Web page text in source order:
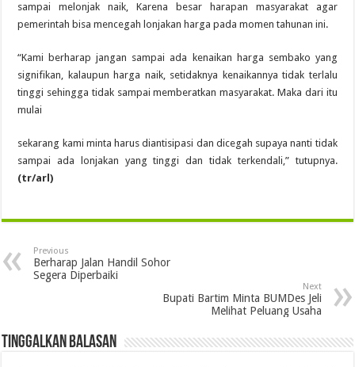
sampai melonjak naik, Karena besar harapan masyarakat agar
pemerintah bisa mencegah lonjakan harga pada momen tahunan ini.
“Kami berharap jangan sampai ada kenaikan harga sembako yang
signifikan, kalaupun harga naik, setidaknya kenaikannya tidak terlalu
tinggi sehingga tidak sampai memberatkan masyarakat. Maka dari itu
mulai
sekarang kami minta harus diantisipasi dan dicegah supaya nanti tidak
sampai ada lonjakan yang tinggi dan tidak terkendali,” tutupnya.
(tr/arl)
Previous
Berharap Jalan Handil Sohor
Segera Diperbaiki
Next
Bupati Bartim Minta BUMDes Jeli
Melihat Peluang Usaha
Tinggalkan Balasan